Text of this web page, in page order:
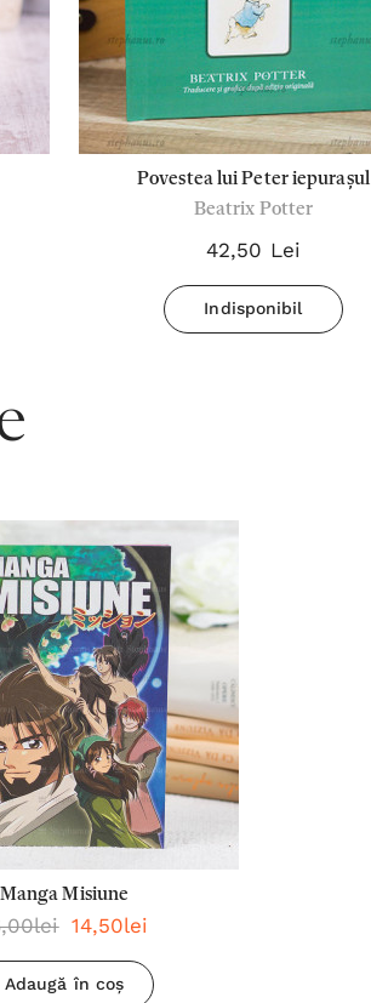
Povestea lui Peter iepurașul
Beatrix Potter
42,50 Lei
Indisponibil
Manga Misiune
14,50lei
Adaugă în coș